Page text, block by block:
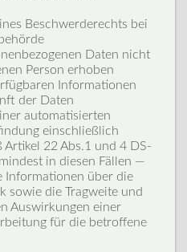
Beschwerderechts bei
Daten nicht
Person erhoben
Informationen
der Daten
automatisierten
einschließlich
Artikel 22 Abs.1 und 4 DS-
in diesen Fällen —
Informationen über die
sowie die Tragweite und
Auswirkungen einer
für die betroffene